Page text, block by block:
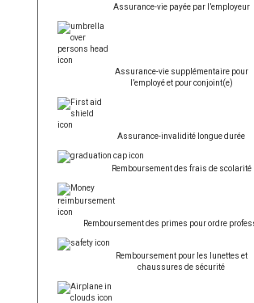
Assurance-vie payée par l’employeur
Assurance-vie supplémentaire pour
l’employé et pour conjoint(e)
Assurance-invalidité longue durée
Remboursement des frais de scolarité
Remboursement des primes pour ordre
Remboursement pour les lunettes et
chaussures de sécurité